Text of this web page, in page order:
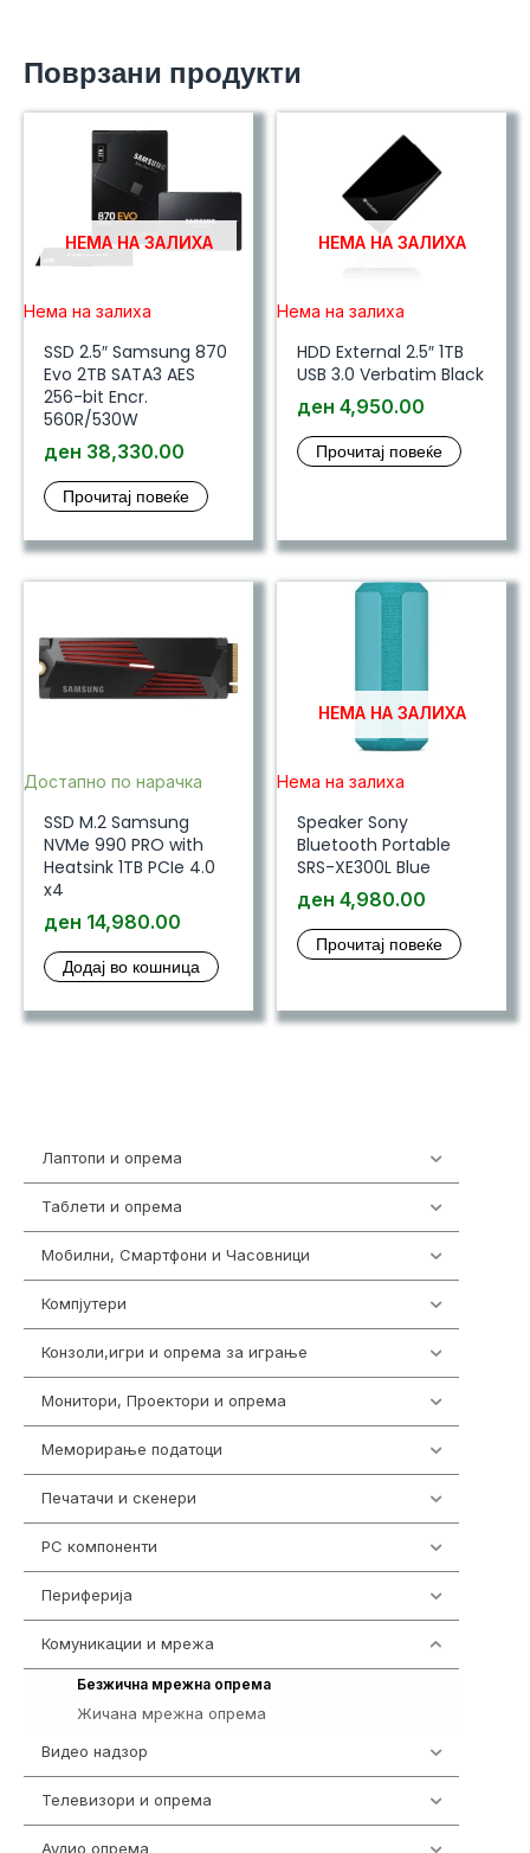
Лаптопи и опрема
Таблети и опрема
Мобилни, Смартфони и Часовници
Компјутери
Конзоли,игри и опрема за играње
Монитори, Проектори и опрема
Меморирање податоци
Печатачи и скенери
PC компоненти
Периферија
Комуникации и мрежа
Безжична мрежна опрема
Жичана мрежна опрема
Видео надзор
Телевизори и опрема
Аудио опрема
Поврзани продукти
НЕМА НА ЗАЛИХА
Нема на залиха
SSD 2.5″ Samsung 870
Evo 2TB SATA3 AES
256-bit Encr.
560R/530W
ден 38,330.00
Прочитај повеќе
НЕМА НА ЗАЛИХА
Нема на залиха
HDD External 2.5″ 1TB
USB 3.0 Verbatim Black
ден 4,950.00
Прочитај повеќе
Достапно по нарачка
SSD M.2 Samsung
NVMe 990 PRO with
Heatsink 1TB PCIe 4.0
x4
ден 14,980.00
Додај во кошница
НЕМА НА ЗАЛИХА
Нема на залиха
Speaker Sony
Bluetooth Portable
SRS-XE300L Blue
ден 4,980.00
Прочитај повеќе